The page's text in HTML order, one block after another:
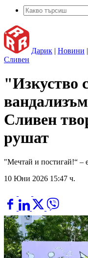
Дарик | Новини |
Сливен
"Изкуство
Сливен
рушат
"Мечтай и постигай!“ –
10 Юни 2026 15:47 ч.